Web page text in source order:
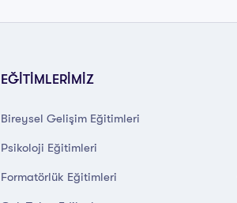
EĞİTİMLERİMİZ
Bireysel Gelişim Eğitimleri
Psikoloji Eğitimleri
Formatörlük Eğitimleri